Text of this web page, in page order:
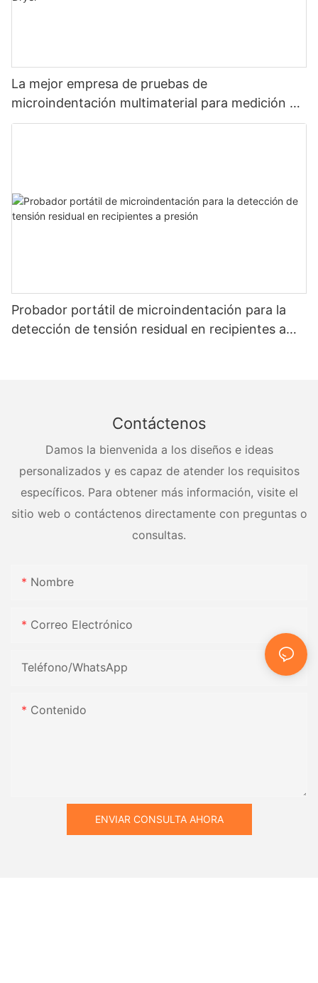
La mejor empresa de pruebas de
microindentación multimaterial para medición de
resistencia y tensión: Zhanghua Dryer
Probador portátil de microindentación para la
detección de tensión residual en recipientes a
Contáctenos
Damos la bienvenida a los diseños e ideas
personalizados y es capaz de atender los requisitos
específicos. Para obtener más información, visite el
sitio web o contáctenos directamente con preguntas o
consultas.
Nombre
Correo Electrónico
Teléfono/WhatsApp
Contenido
ENVIAR CONSULTA AHORA